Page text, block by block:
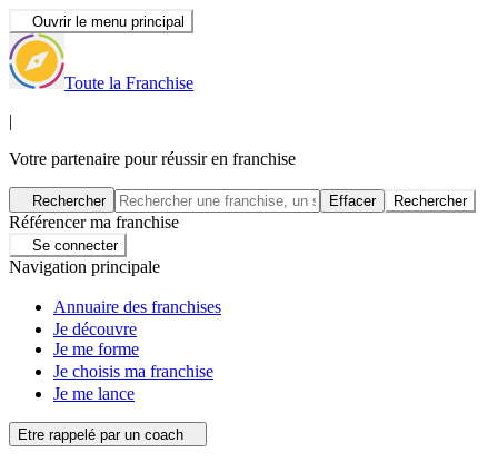
Ouvrir le menu principal
Toute la Franchise
|
Votre partenaire pour réussir en franchise
Rechercher Effacer Rechercher
Référencer ma franchise
Se connecter
Navigation principale
Annuaire des franchises
Je découvre
Je me forme
Je choisis ma franchise
Je me lance
Etre rappelé par un coach